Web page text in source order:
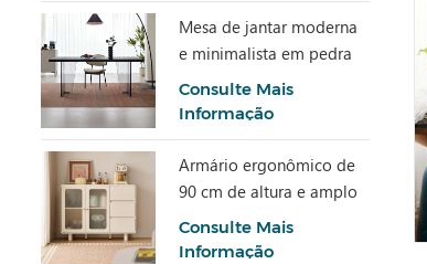
Mesa de jantar moderna
e minimalista em pedra
cinza com detalhes em
acrílico transparente
Consulte Mais
Informação
Armário ergonômico de
90 cm de altura e amplo
espaço de
armazenamento TN1T-A
Consulte Mais
Informação